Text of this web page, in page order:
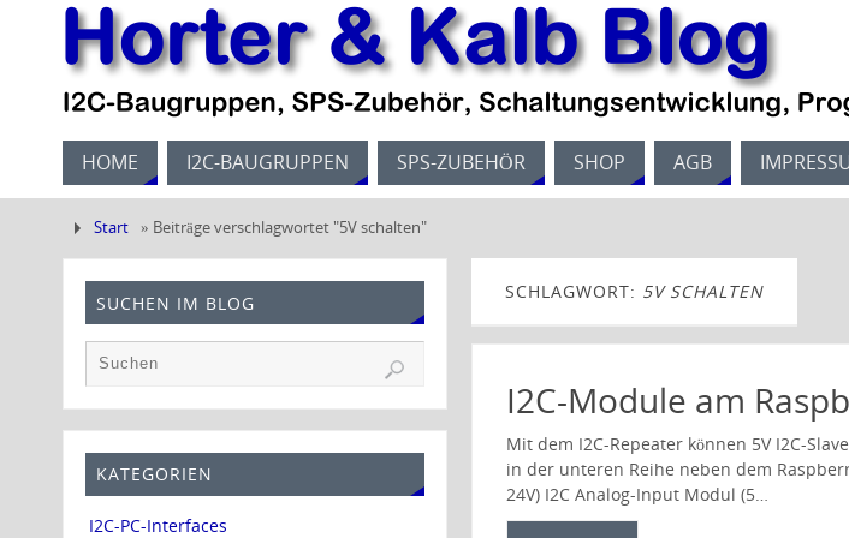
HOME I2C-BAUGRUPPEN SPS-ZUBEHÖR SHOP AGB
Start » Beiträge verschlagwortet "5V schalten"
SCHLAGWORT: 5V SCHALTEN
I2C-Module am
Mit dem I2C-Repeater können 5V I2C-
in der unteren Reihe neben dem
24V) I2C Analog-Input Modul (5…
SUCHEN IM BLOG
KATEGORIEN
I2C-PC-Interfaces